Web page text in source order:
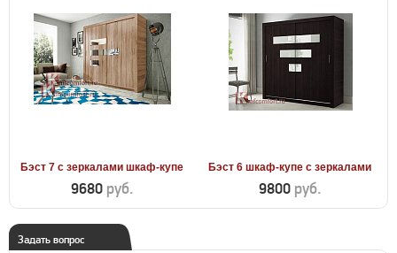
Бэст 7 с зеркалами шкаф-купе
9680 руб.
Бэст 6 шкаф-купе с зеркалами
9800 руб.
Задать вопрос